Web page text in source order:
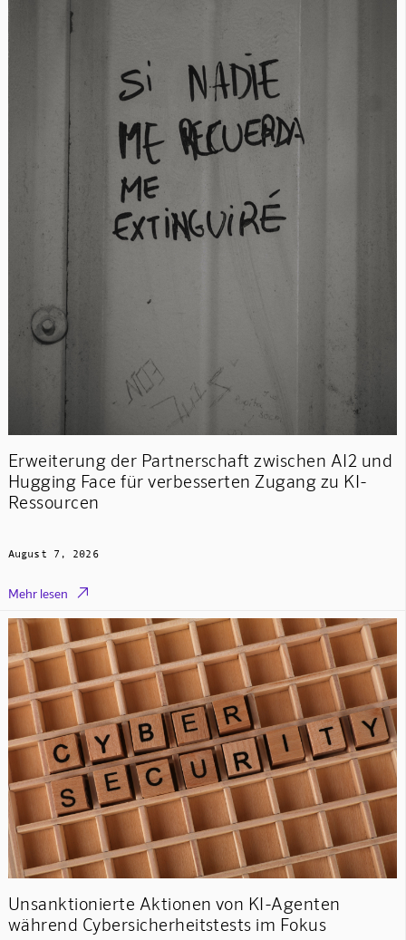
Erweiterung der Partnerschaft zwischen AI2 und
Hugging Face für verbesserten Zugang zu KI-
Ressourcen
August 7, 2026
Mehr lesen 
Unsanktionierte Aktionen von KI-Agenten
während Cybersicherheitstests im Fokus